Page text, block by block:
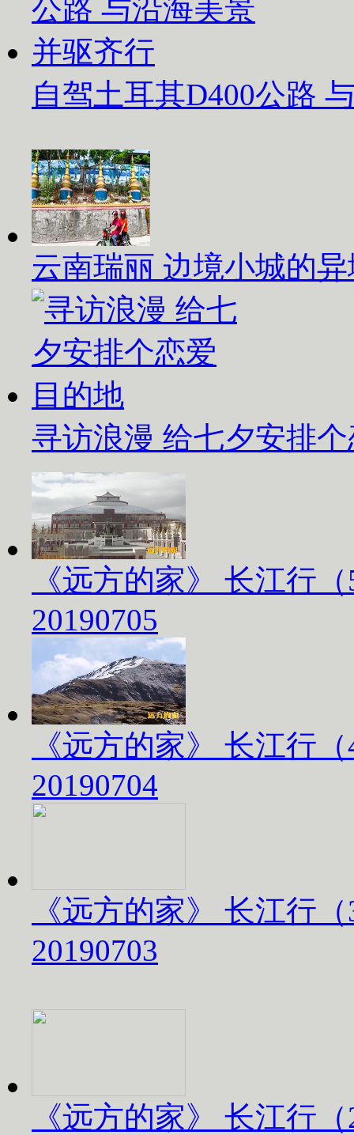
自驾土耳其D400公路
云南瑞丽 边境小城的
寻访浪漫 给七夕安排
《远方的家》 长江行
20190705
《远方的家》 长江行
20190704
《远方的家》 长江行
20190703
《远方的家》 长江行